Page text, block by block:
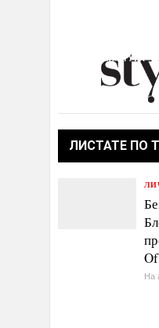
КУЛТУРА
ИЗЛОГ
ЛИСТАТЕ ПО
На